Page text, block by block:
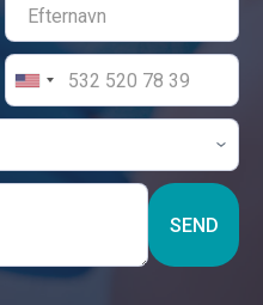
SEND